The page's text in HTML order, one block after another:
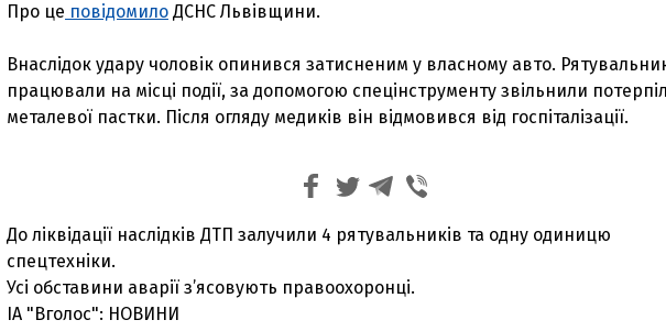
Про це повідомило ДСНС Львівщини.
Внаслідок удару чоловік опинився затисненим у власному авто.
працювали на місці події, за допомогою спецінструменту звільнили
металевої пастки. Після огляду медиків він відмовився від госпіталізації.
До ліквідації наслідків ДТП залучили 4 рятувальників та одну одиницю
спецтехніки.
Усі обставини аварії з’ясовують правоохоронці.
ІА "Вголос": НОВИНИ